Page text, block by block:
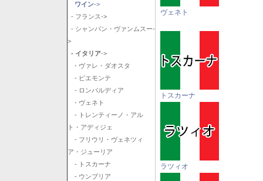
ワイン->
- フランス->
- シャンパン・ヴァンムスー-
>
- イタリア->
- ヴァレ・ダオスタ
- ピエモンテ
- ロンバルディア
- ヴェネト
- トレンティーノ・アル
ト・アディジェ
- フリウリ・ヴェネツィ
ア・ジューリア
- トスカーナ
- ウンブリア
ヴェネト
トスカーナ
ラツィオ